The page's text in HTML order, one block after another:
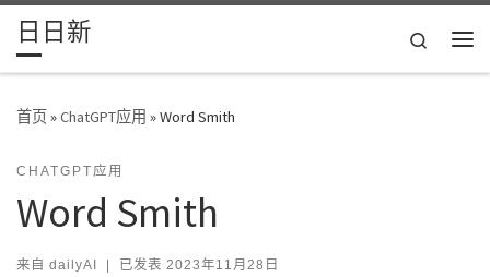
Skip to content
日日新
Search
首页»ChatGPT应用 »Word Smith
CHATGPT应用
Word Smith
来自 dailyAI | 已发表 2023年11月28日